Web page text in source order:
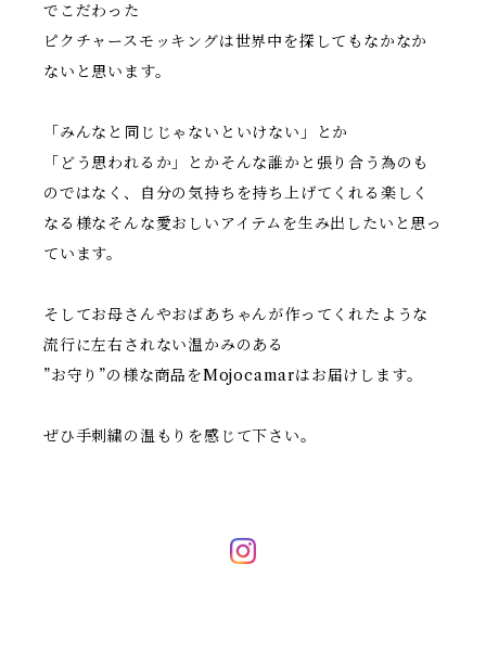
でこだわった
ピクチャースモッキングは世界中を探してもなかなか
ないと思います。
「みんなと同じじゃないといけない」とか
「どう思われるか」とかそんな誰かと張り合う為のも
のではなく、自分の気持ちを持ち上げてくれる楽しく
なる様なそんな愛おしいアイテムを生み出したいと思っ
ています。
そしてお母さんやおばあちゃんが作ってくれたような
流行に左右されない温かみのある
”お守り”の様な商品をMojocamarはお届けします。
ぜひ手刺繍の温もりを感じて下さい。